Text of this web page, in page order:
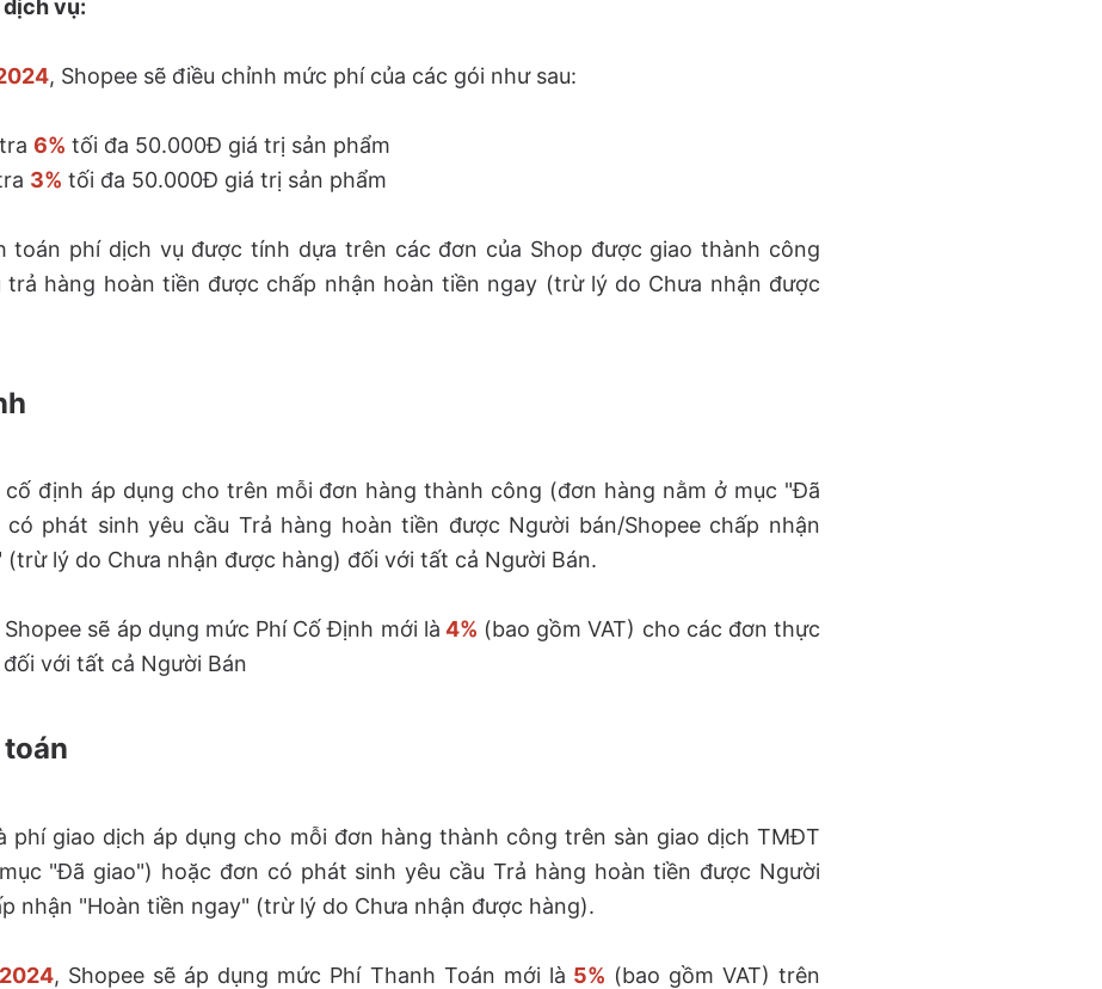
vụ:
, Shopee sẽ điều chỉnh mức phí của các gói như sau:
6% tối đa 50.000Đ giá trị sản phẩm
3% tối đa 50.000Đ giá trị sản phẩm
toán phí dịch vụ được tính dựa trên các đơn của Shop được giao thành công
trả hàng hoàn tiền được chấp nhận hoàn tiền ngay (trừ lý do Chưa nhận được
cố định áp dụng cho trên mỗi đơn hàng thành công (đơn hàng nằm ở mục "Đã
phát sinh yêu cầu Trả hàng hoàn tiền được Người bán/Shopee chấp nhận
(trừ lý do Chưa nhận được hàng) đối với tất cả Người Bán.
Shopee sẽ áp dụng mức Phí Cố Định mới là 4% (bao gồm VAT) cho các đơn thực
với tất cả Người Bán
phí giao dịch áp dụng cho mỗi đơn hàng thành công trên sàn giao dịch TMĐT
"Đã giao") hoặc đơn có phát sinh yêu cầu Trả hàng hoàn tiền được Người
nhận "Hoàn tiền ngay" (trừ lý do Chưa nhận được hàng).
, Shopee sẽ áp dụng mức Phí Thanh Toán mới là 5% (bao gồm VAT) trên